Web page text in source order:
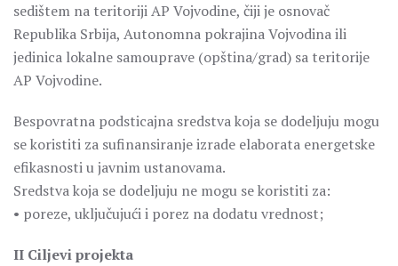
sedištem na teritoriji AP Vojvodine, čiji je osnovač
Republika Srbija, Autonomna pokrajina Vojvodina ili
jedinica lokalne samouprave (opština/grad) sa teritorije
AP Vojvodine.
Bespovratna podsticajna sredstva koja se dodeljuju mogu
se koristiti za sufinansiranje izrade elaborata energetske
efikasnosti u javnim ustanovama.
Sredstva koja se dodeljuju ne mogu se koristiti za:
• poreze, uključujući i porez na dodatu vrednost;
II Ciljevi projekta